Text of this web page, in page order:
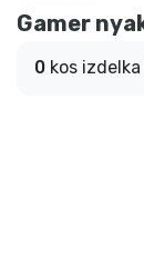
Gamer
0 kos izdelka